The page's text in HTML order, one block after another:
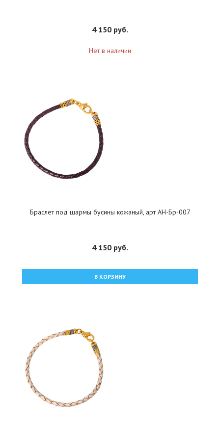
4 150 руб.
Нет в наличии
Браслет под шармы бусины кожаный, арт АН-Бр-007
4 150 руб.
В КОРЗИНУ